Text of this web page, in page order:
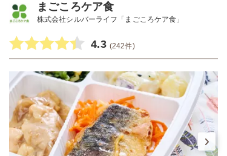
まごころケア食
株式会社シルバーライフ「まごころケア食」
4.3 (242件)